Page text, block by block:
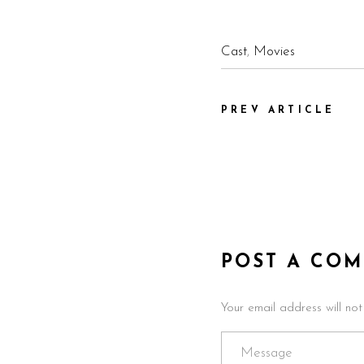
Cast, Movies
PREV ARTICLE
POST A
Your email address will